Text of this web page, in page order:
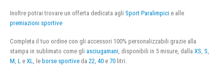
Inoltre potrai trovare un offerta dedicata agli Sport Paralimpici e alle
premiazioni sportive
Completa il tuo ordine con gli accessori 100% personalizzabili grazie alla
stampa in sublimato come gli asciugamani, disponibili in 5 misure, dalla XS, S,
M, L e XL, le borse sportive da 22, 40 e 70 litri.